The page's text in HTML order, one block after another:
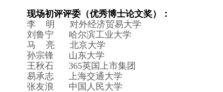
现场初评评委（优秀博士论文奖）：
李 明 对外经济贸易大学
刘鲁宁 哈尔滨工业大学
马 亮 北京大学
孙宗锋 山东大学
王秋石 365英国上市集团
易承志 上海交通大学
张友浪 中国人民大学